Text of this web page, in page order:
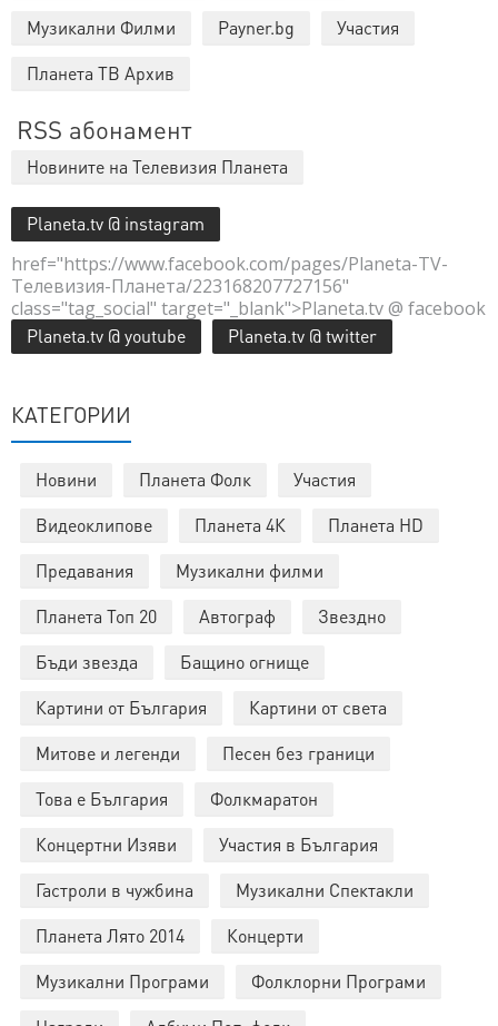
Музикални Филми
Payner.bg
Участия
Планета ТВ Архив
RSS абонамент
Новините на Телевизия Планета
Planeta.tv @ instagram
href="https://www.facebook.com/pages/Planeta-TV-
Телевизия-Планета/223168207727156"
class="tag_social" target="_blank">Planeta.tv @ facebook
Planeta.tv @ youtube Planeta.tv @ twitter
КАТЕГОРИИ
Новини Планета Фолк
Участия
Видеоклипове
Планета 4К
Планета HD
Предавания
Музикални филми
Планета Топ 20
Автограф
Звездно
Бъди звезда
Бащино огнище
Картини от България
Картини от света
Митове и легенди
Песен без граници
Това е България
Фолкмаратон
Концертни Изяви
Участия в България
Гастроли в чужбина
Музикални Спектакли
Планета Лято 2014
Концерти
Музикални Програми
Фолклорни Програми